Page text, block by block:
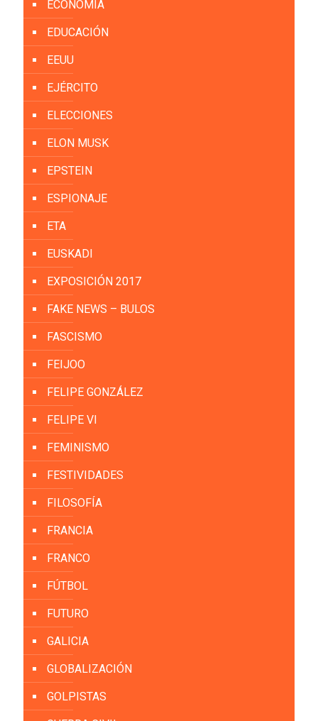
ECONOMÍA
EDUCACIÓN
EEUU
EJÉRCITO
ELECCIONES
ELON MUSK
EPSTEIN
ESPIONAJE
ETA
EUSKADI
EXPOSICIÓN 2017
FAKE NEWS – BULOS
FASCISMO
FEIJOO
FELIPE GONZÁLEZ
FELIPE VI
FEMINISMO
FESTIVIDADES
FILOSOFÍA
FRANCIA
FRANCO
FÚTBOL
FUTURO
GALICIA
GLOBALIZACIÓN
GOLPISTAS